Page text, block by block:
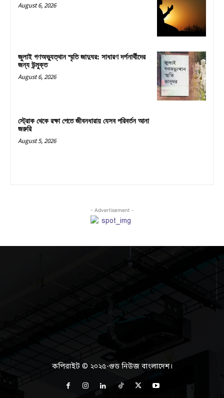
August 6, 2026
জুলাই গণঅভ্যুত্থান স্মৃতি জাদুঘর: সাধারণ দর্শনার্থীদের
জন্য উন্মুক্ত
August 6, 2026
স্ট্রোক থেকে রক্ষা পেতে জীবনধারায় যেসব পরিবর্তন আনা
জরুরি
August 5, 2026
- Advertisement -
কপিরাইট © ২০২৫-গুড নিউজ বাংলাদেশ।